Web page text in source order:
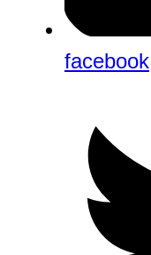
facebook